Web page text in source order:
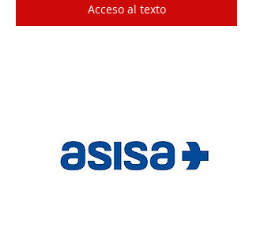
Acceso al texto